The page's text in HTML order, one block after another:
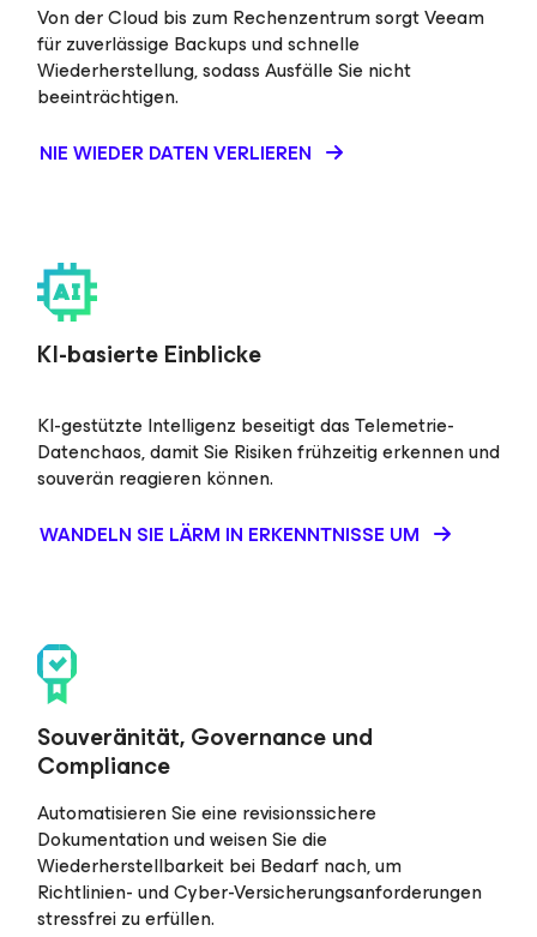
Von der Cloud bis zum Rechenzentrum sorgt Veeam
für zuverlässige Backups und schnelle
Wiederherstellung, sodass Ausfälle Sie nicht
beeinträchtigen.
NIE WIEDER DATEN VERLIEREN
KI-basierte Einblicke
KI-gestützte Intelligenz beseitigt das Telemetrie-
Datenchaos, damit Sie Risiken frühzeitig erkennen und
souverän reagieren können.
WANDELN SIE LÄRM IN ERKENNTNISSE UM
Souveränität, Governance und
Compliance
Automatisieren Sie eine revisionssichere
Dokumentation und weisen Sie die
Wiederherstellbarkeit bei Bedarf nach, um
Richtlinien- und Cyber-Versicherungsanforderungen
stressfrei zu erfüllen.